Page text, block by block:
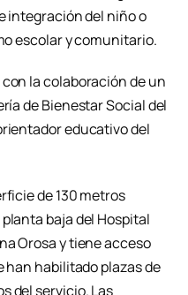
integración del niño o
escolar y comunitario.
la colaboración de un
de Bienestar Social del
educativo del
de 130 metros
baja del Hospital
Orosa y tiene acceso
han habilitado plazas de
del servicio. Las